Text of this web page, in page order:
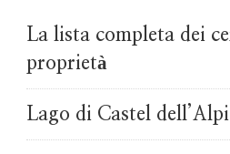
La lista completa dei
proprietà
Lago di Castel dell’Alpi